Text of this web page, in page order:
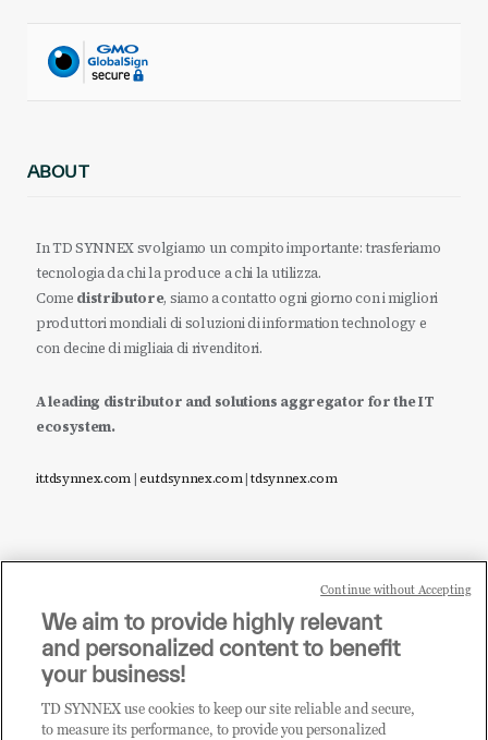
ABOUT
In TD SYNNEX svolgiamo un compito importante: trasferiamo
tecnologia da chi la produce a chi la utilizza.
Come distributore, siamo a contatto ogni giorno con i migliori
produttori mondiali di soluzioni di information technology e
con decine di migliaia di rivenditori.
A leading distributor and solutions aggregator for the IT
ecosystem.
it.tdsynnex.com|eu.tdsynnex.com|tdsynnex.com
Sei un rivenditore di tecnologia e desideri acquistare
i prodotti o le soluzioni trattate sul blog?
CLICCA QUI E DIVENTA
CLIENTE TD SYNNEX
We aim to provide highly relevant
and personalized content to benefit
your business!
TD SYNNEX use cookies to keep our site reliable and secure,
to measure its performance, to provide you personalized
Continue without Accepting